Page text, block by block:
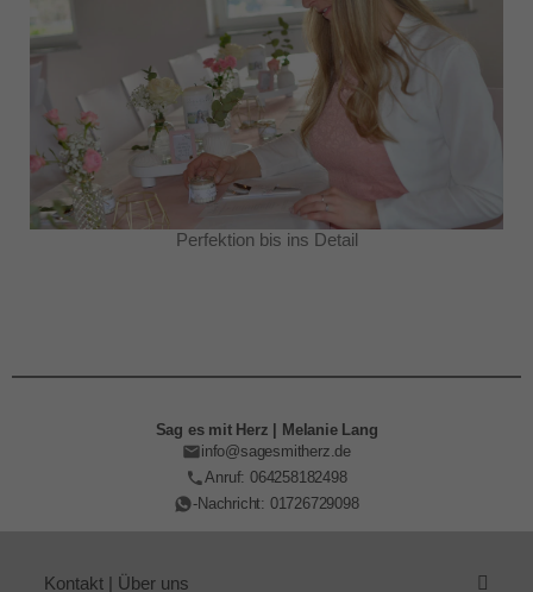
Perfektion bis ins Detail
Sag es mit Herz | Melanie Lang
info@sagesmitherz.de
Anruf: 064258182498
-Nachricht: 01726729098
Kontakt | Über uns